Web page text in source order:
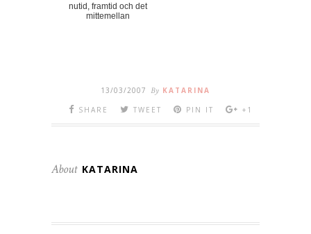
nutid, framtid och det
mittemellan
13/03/2007 By KATARINA
SHARE
TWEET PIN IT +1
About KATARINA